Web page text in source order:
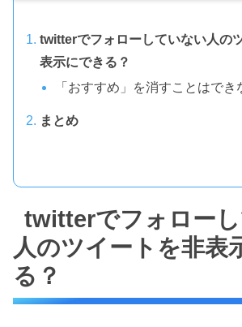
twitterでフォローしていない人の
表示にできる？
「おすすめ」を消すことはでき
まとめ
twitterでフォロー
人のツイートを非表
る？